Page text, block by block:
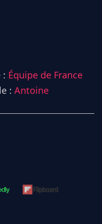
: Équipe de France
: Antoine